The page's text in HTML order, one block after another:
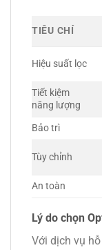
TIÊU CHÍ
Hiệu suất lọc
Tiết kiệm
năng lượng
Bảo trì
Tùy chỉnh
An toàn
Lý do chọn
Với dịch vụ